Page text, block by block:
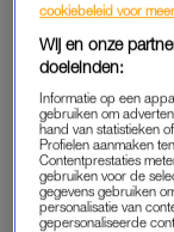
Krijg
Lees
Geniet
cookiebeleid voor
Wij en onze
doeleinden:
Informatie op een
gebruiken om
hand van statistieken
Profielen aanmaken
Contentprestaties
gebruiken voor de
gegevens gebruiken
personalisatie van
gepersonaliseerde